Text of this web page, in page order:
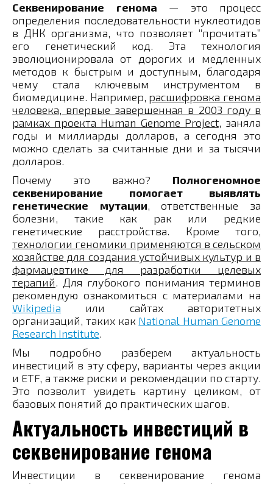
Секвенирование генома — это процесс
определения последовательности нуклеотидов
в ДНК организма, что позволяет “прочитать”
его генетический код. Эта технология
эволюционировала от дорогих и медленных
методов к быстрым и доступным, благодаря
чему стала ключевым инструментом в
биомедицине. Например, расшифровка генома
человека, впервые завершенная в 2003 году в
рамках проекта Human Genome Project, заняла
годы и миллиарды долларов, а сегодня это
можно сделать за считанные дни и за тысячи
долларов.
Почему это важно? Полногеномное
секвенирование помогает выявлять
генетические мутации, ответственные за
болезни, такие как рак или редкие
генетические расстройства. Кроме того,
технологии геномики применяются в сельском
хозяйстве для создания устойчивых культур и в
фармацевтике для разработки целевых
терапий. Для глубокого понимания терминов
рекомендую ознакомиться с материалами на
Wikipedia или сайтах авторитетных
организаций, таких как National Human Genome
Research Institute.
Мы подробно разберем актуальность
инвестиций в эту сферу, варианты через акции
и ETF, а также риски и рекомендации по старту.
Это позволит увидеть картину целиком, от
базовых понятий до практических шагов.
Актуальность инвестиций в
секвенирование генома
Инвестиции в секвенирование генома